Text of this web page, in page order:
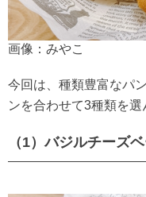
画像：みやこ
今回は、種類豊富なパ
ンを合わせて3種類を選
（1）バジルチーズ